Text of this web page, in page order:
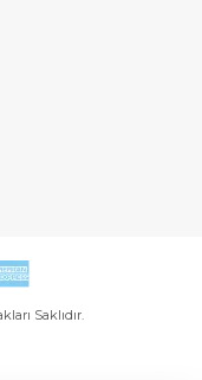
Saklıdır.